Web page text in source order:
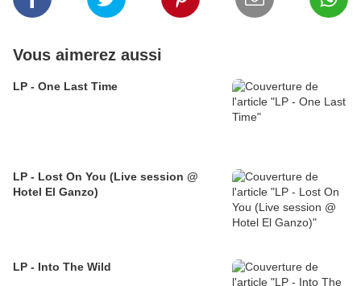
Vous aimerez aussi
LP - One Last Time
LP - Lost On You (Live session @
Hotel El Ganzo)
LP - Into The Wild